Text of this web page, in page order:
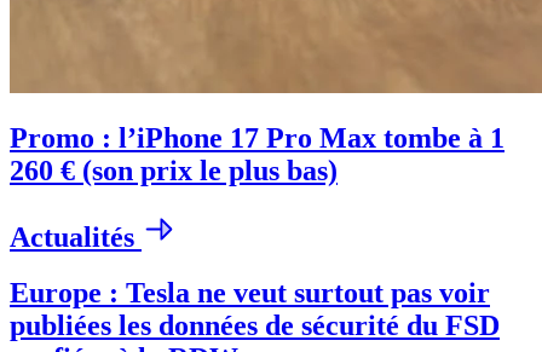
Promo : l’iPhone 17 Pro Max tombe à 1
260 € (son prix le plus bas)
Actualités
Europe : Tesla ne veut surtout pas voir
publiées les données de sécurité du FSD